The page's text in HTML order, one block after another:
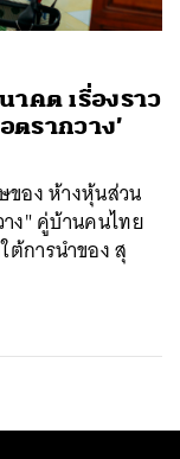
าคต เรื่องราว
ตรากวาง’
ของ ห้างหุ้นส่วน
ง" คู่บ้านคนไทย
การนำของ สุ
EMAIL